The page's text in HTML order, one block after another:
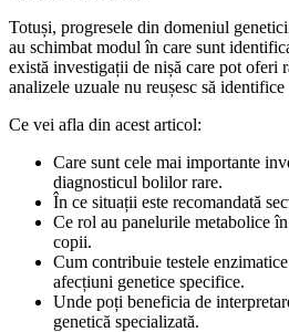
Totuși, progresele din domeniul
au schimbat modul în care sunt
există investigații de nișă care pot oferi
analizele uzuale nu reușesc să
Ce vei afla din acest articol:
Care sunt cele mai importante
diagnosticul bolilor rare.
În ce situații este recomandată
Ce rol au panelurile metabolice
copii.
Cum contribuie testele
afecțiuni genetice specifice.
Unde poți beneficia de
genetică specializată.